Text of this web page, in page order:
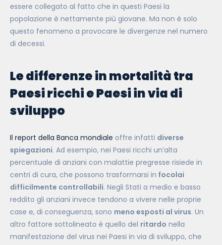
essere collegato al fatto che in questi Paesi la
popolazione è nettamente più giovane. Ma non è solo
questo fenomeno a provocare le divergenze nel numero
di decessi.
Le differenze in mortalità tra
Paesi ricchi e Paesi in via di
sviluppo
Il report della Banca mondiale offre infatti diverse
spiegazioni. Ad esempio, nei Paesi ricchi un’alta
percentuale di anziani con malattie pregresse risiede in
centri di cura, che possono trasformarsi in focolai
difficilmente controllabili. Negli Stati a medio e basso
reddito gli anziani invece tendono a vivere nelle proprie
case e, di conseguenza, sono meno esposti al virus. Un
altro fattore sottolineato è quello del ritardo nella
manifestazione del virus nei Paesi in via di sviluppo, che